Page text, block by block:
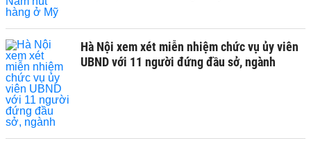
Hà Nội xem xét miễn nhiệm chức vụ ủy viên
UBND với 11 người đứng đầu sở, ngành